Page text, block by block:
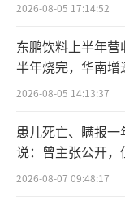
今年3月
出要通过线上
格进行比价的
示、监测与治
管司约谈了一
医保局少见
击”。
2026-08-05 17:14:52
东鹏饮料上半年
半年烧完，华南增
2026-08-05 14:13:37
患儿死亡、瞒报一
说：曾主张公开，
2026-08-07 09:48:17